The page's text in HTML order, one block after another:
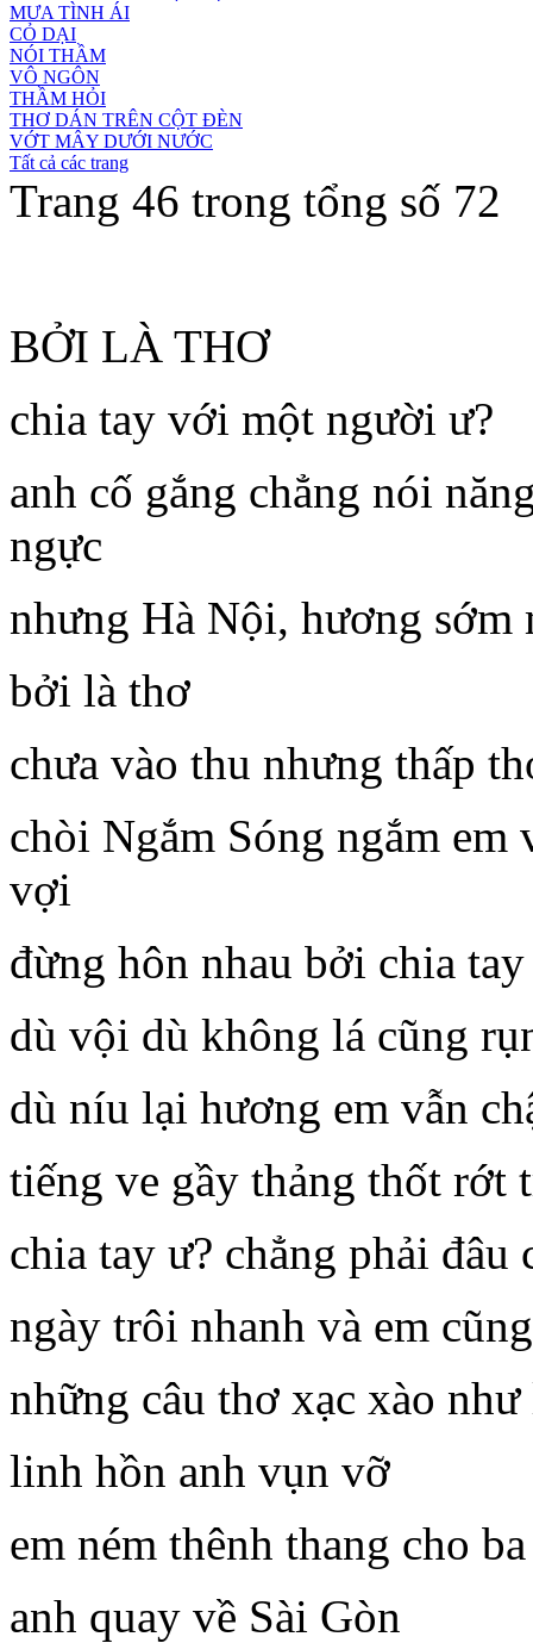
MƯA TÌNH ÁI
CỎ DẠI
NÓI THẦM
VÔ NGÔN
THẦM HỎI
THƠ DÁN TRÊN CỘT ĐÈN
VỚT MÂY DƯỚI NƯỚC
Tất cả các trang
Trang 46 trong tổng số 72
BỞI LÀ THƠ
chia tay với một người ư?
anh cố gắng chẳng nói
ngực
nhưng Hà Nội, hương sớm
bởi là thơ
chưa vào thu nhưng thấp
chòi Ngắm Sóng ngắm
vợi
đừng hôn nhau bởi chia
dù vội dù không lá cũng
dù níu lại hương em vẫn
tiếng ve gầy thảng thốt rớt
chia tay ư? chẳng phải
ngày trôi nhanh và em
những câu thơ xạc xào như
linh hồn anh vụn vỡ
em ném thênh thang cho
anh quay về Sài Gòn